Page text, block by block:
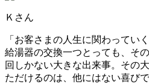
Ｋさん
「お客さまの人生に関わってい
給湯器の交換一つとっても、そ
回しかない大きな出来事。その
ただけるのは、他にはない喜び